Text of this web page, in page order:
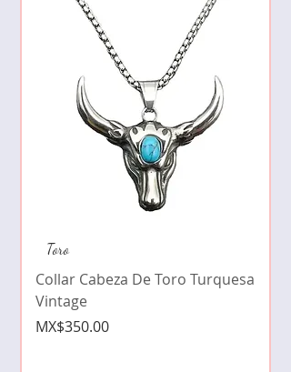
Toro
Collar Cabeza De Toro Turquesa
Vintage
Price
MX$350.00